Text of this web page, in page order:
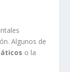
Algunos de
o la